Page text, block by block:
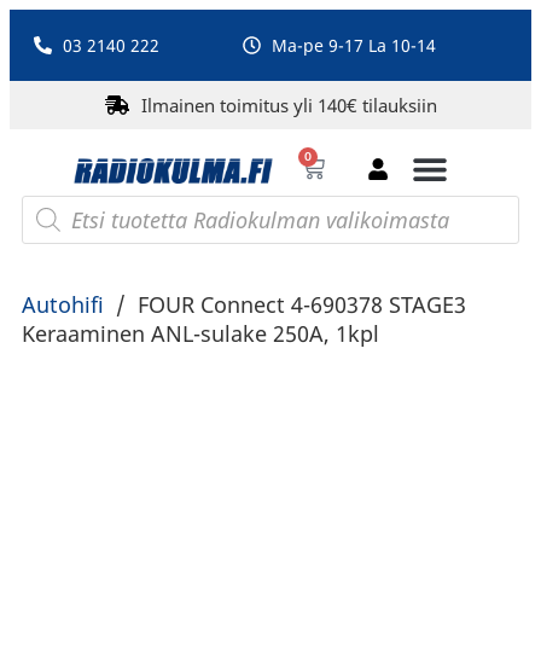
03 2140 222 Ma-pe 9-17 La 10-14
Ilmainen toimitus yli 140€ tilauksiin
0
Autohifi / FOUR Connect 4-690378 STAGE3
Keraaminen ANL-sulake 250A, 1kpl